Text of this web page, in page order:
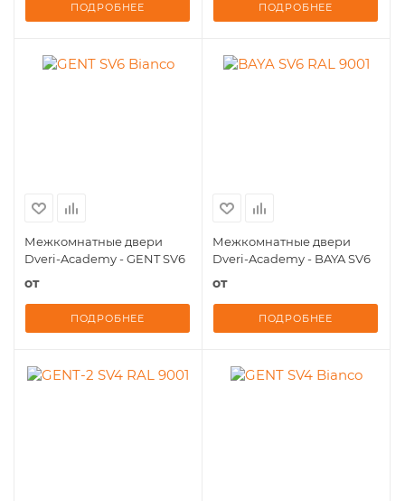
ПОДРОБНЕЕ ПОДРОБНЕЕ
Межкомнатные двери
Dveri-Academy - GENT SV6
от
ПОДРОБНЕЕ
Межкомнатные двери
Dveri-Academy - BAYA SV6
от
ПОДРОБНЕЕ